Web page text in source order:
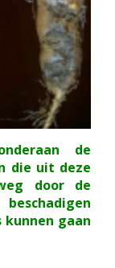
de
die uit deze
door de
gaan